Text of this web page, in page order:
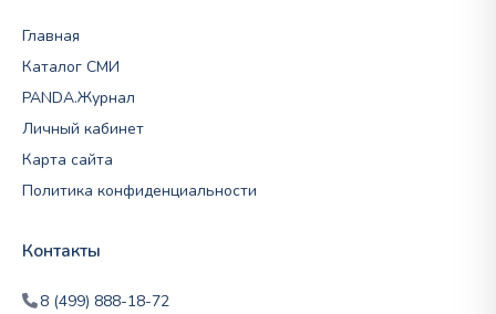
Главная
Каталог СМИ
PANDA.Журнал
Личный кабинет
Карта сайта
Политика конфиденциальности
Контакты
8 (499) 888-18-72